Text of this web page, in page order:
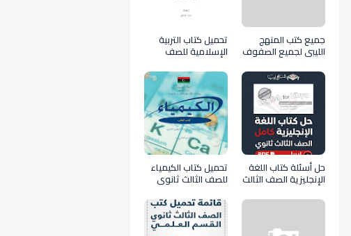
جميع كتب المنهج
الليبي لجميع الصفوف
تحميل كتاب التربية
الإسلامية للصف
الثالث ثانوي علمي
ليبيا pdf
حل أسئلة كتاب اللغة
الإنجليزية الصف الثالث
كامل
تحميل كتاب الكيمياء
للصف الثالث ثانوي